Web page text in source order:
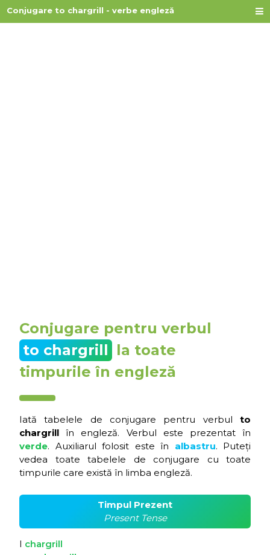
Conjugare to chargrill - verbe engleză
Conjugare pentru verbul
to chargrill la toate
timpurile în engleză
Iată tabelele de conjugare pentru verbul to
chargrill în engleză. Verbul este prezentat în
verde. Auxiliarul folosit este în albastru. Puteți
vedea toate tabelele de conjugare cu toate
timpurile care există în limba engleză.
Timpul Prezent
Present Tense
I chargrill